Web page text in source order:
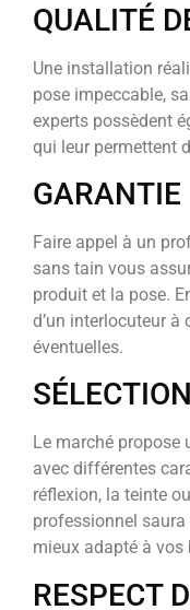
QUALITÉ
Une installation
pose impeccable,
experts possèdent
qui leur permettent
GARANTIE
Faire appel à un
sans tain vous
produit et la pose.
d’un interlocuteur
éventuelles.
Le marché
avec différentes
réflexion, la teinte
professionnel
mieux adapté à vos
RESPECT